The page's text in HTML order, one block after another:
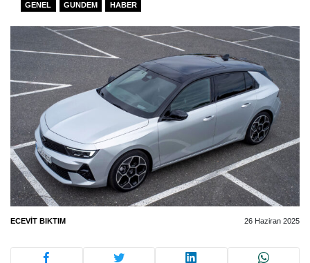
GENEL GUNDEM HABER
ECEVIT BIKTIM 26 Haziran 2025